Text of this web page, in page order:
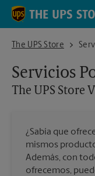
Skip to content
Return to Nav
The UPS Store
The UPS Store Vestal
Servicios
The UPS Store
¿Sabía que
mismos
Además, con
ofrecemos,